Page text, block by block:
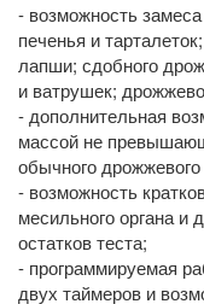
- возможность
печенья и
лапши; сдобного
и ватрушек;
- дополнительная
массой не
обычного дрожжевого
- возможность
месильного органа и
остатков теста;
- программируемая
двух таймеров и